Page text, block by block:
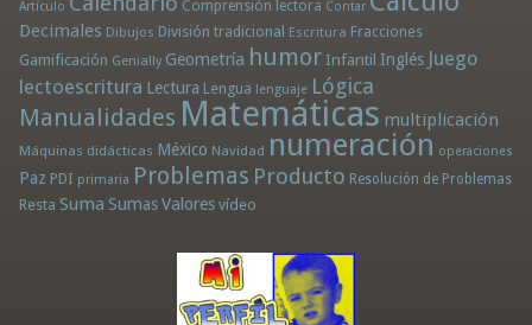
Artículo Comprensión lectora Contar
Decimales Dibujos División tradicional Escritura Fracciones
Gamificación Genially Geometría humor Infantil Inglés Juego
lectoescritura Lectura Lengua lenguaje Lógica
Manualidades Matemáticas multiplicación
Máquinas didácticas México Navidad numeración operaciones
Paz PDI primaria Problemas Producto Resolución de Problemas
Resta Suma Sumas Valores vídeo